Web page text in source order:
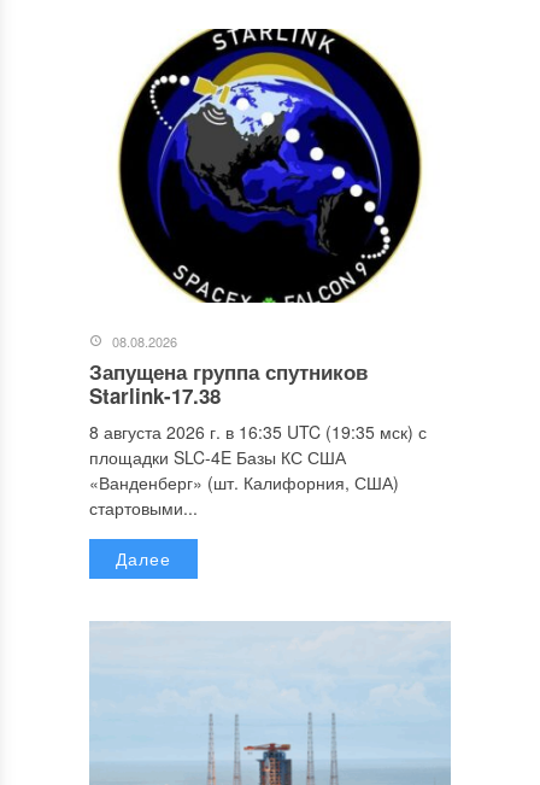
08.08.2026
Запущена группа спутников
Starlink-17.38
8 августа 2026 г. в 16:35 UTC (19:35 мск) с
площадки SLC-4E Базы КС США
«Ванденберг» (шт. Калифорния, США)
стартовыми...
Далее